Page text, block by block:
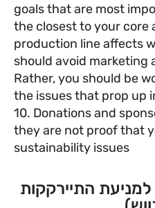
goals that are most
the closest to your core
production line affects
should avoid marketing
Rather, you should be
the issues that prop up
10. Donations and
they are not proof that
sustainability issues
למניעת התיירקקות